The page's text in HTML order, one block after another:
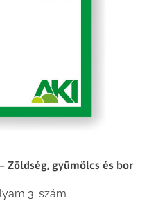
Zöldség, gyümölcs és bor
3. szám